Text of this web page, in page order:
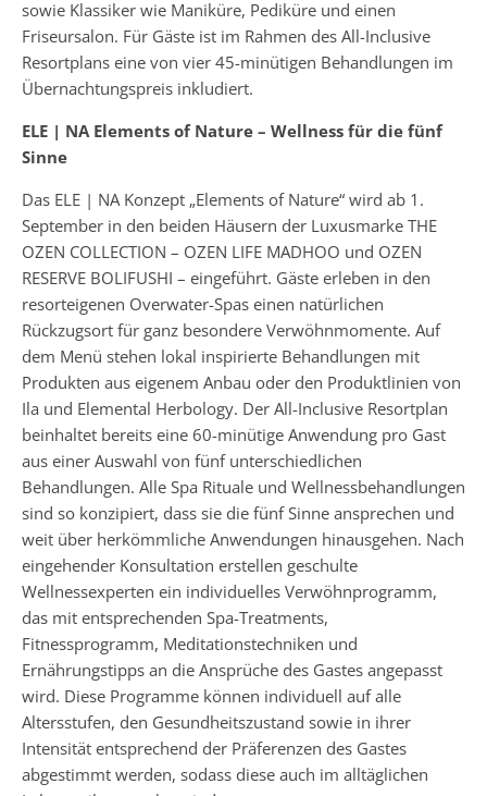
sowie Klassiker wie Maniküre, Pediküre und einen
Friseursalon. Für Gäste ist im Rahmen des All-Inclusive
Resortplans eine von vier 45-minütigen Behandlungen im
Übernachtungspreis inkludiert.
ELE | NA Elements of Nature – Wellness für die fünf
Sinne
Das ELE | NA Konzept „Elements of Nature“ wird ab 1.
September in den beiden Häusern der Luxusmarke THE
OZEN COLLECTION – OZEN LIFE MADHOO und OZEN
RESERVE BOLIFUSHI – eingeführt. Gäste erleben in den
resorteigenen Overwater-Spas einen natürlichen
Rückzugsort für ganz besondere Verwöhnmomente. Auf
dem Menü stehen lokal inspirierte Behandlungen mit
Produkten aus eigenem Anbau oder den Produktlinien von
Ila und Elemental Herbology. Der All-Inclusive Resortplan
beinhaltet bereits eine 60-minütige Anwendung pro Gast
aus einer Auswahl von fünf unterschiedlichen
Behandlungen. Alle Spa Rituale und Wellnessbehandlungen
sind so konzipiert, dass sie die fünf Sinne ansprechen und
weit über herkömmliche Anwendungen hinausgehen. Nach
eingehender Konsultation erstellen geschulte
Wellnessexperten ein individuelles Verwöhnprogramm,
das mit entsprechenden Spa-Treatments,
Fitnessprogramm, Meditationstechniken und
Ernährungstipps an die Ansprüche des Gastes angepasst
wird. Diese Programme können individuell auf alle
Altersstufen, den Gesundheitszustand sowie in ihrer
Intensität entsprechend der Präferenzen des Gastes
abgestimmt werden, sodass diese auch im alltäglichen